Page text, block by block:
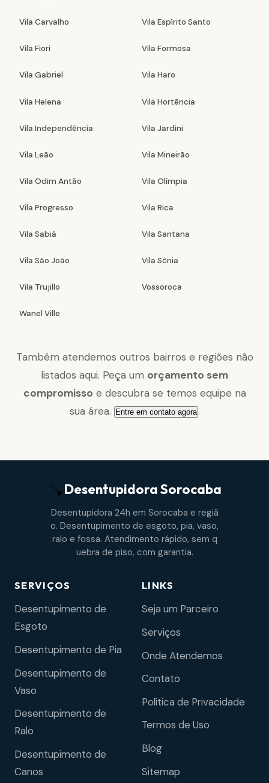
Vila Carvalho Vila Espírito Santo
Vila Fiori Vila Formosa
Vila Gabriel Vila Haro
Vila Helena Vila Hortência
Vila Independência Vila Jardini
Vila Leão Vila Mineirão
Vila Odim Antão Vila Olímpia
Vila Progresso Vila Rica
Vila Sabiá Vila Santana
Vila São João Vila Sônia
Vila Trujillo Vossoroca
Wanel Ville
Também atendemos outros bairros e regiões não
listados aqui. Peça um orçamento sem
compromisso e descubra se temos equipe na
sua área. Entre em contato agora.
DesentupidoraSorocaba
Desentupidora 24h em Sorocaba e regiã
o. Desentupimento de esgoto, pia, vaso,
ralo e fossa. Atendimento rápido, sem q
uebra de piso, com garantia.
SERVIÇOS
Desentupimento de
Esgoto
Desentupimento de Pia
Desentupimento de
Vaso
Desentupimento de
Ralo
Desentupimento de
Canos
LINKS
Seja um Parceiro
Serviços
Onde Atendemos
Contato
Política de Privacidade
Termos de Uso
Blog
Sitemap